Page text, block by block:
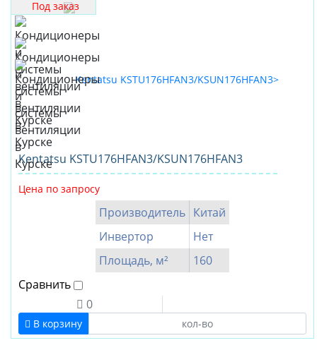
Под заказ
Kentatsu KSTU176HFAN3/KSUN176HFAN3
Цена по запросу
Производитель Китай
Инвертор
Нет
Площадь, м²
160
Сравнить
0
В корзину